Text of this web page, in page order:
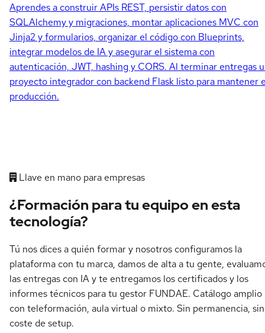
Aprendes a construir APIs REST, persistir datos con
SQLAlchemy y migraciones, montar aplicaciones MVC con
Jinja2 y formularios, organizar el código con Blueprints,
integrar modelos de IA y asegurar el sistema con
autenticación, JWT, hashing y CORS. Al terminar entregas
proyecto integrador con backend Flask listo para mantener
producción.
Llave en mano para empresas
¿Formación para tu equipo en esta
tecnología?
Tú nos dices a quién formar y nosotros configuramos la
plataforma con tu marca, damos de alta a tu gente,
las entregas con IA y te entregamos los certificados y los
informes técnicos para tu gestor FUNDAE. Catálogo amplio
con teleformación, aula virtual o mixto. Sin permanencia, sin
coste de setup.